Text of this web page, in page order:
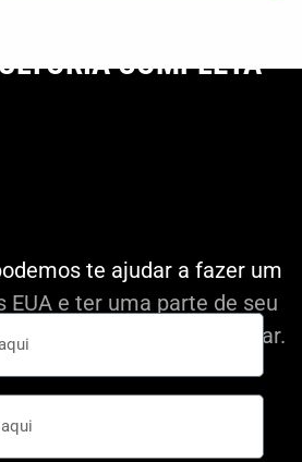
COMPLETA
te ajudar a fazer um
e ter uma parte de seu
moeda forte como o Dolar.